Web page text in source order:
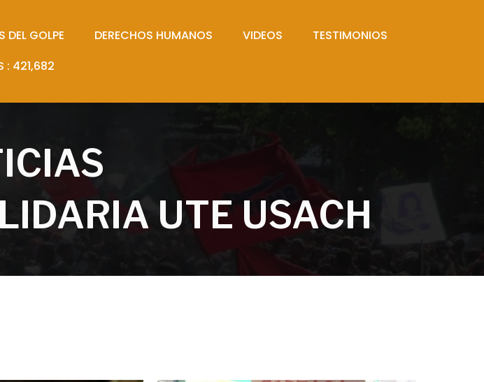
DEL GOLPE DERECHOS HUMANOS VIDEOS
TESTIMONIOS
: 421,682
UTE USACH